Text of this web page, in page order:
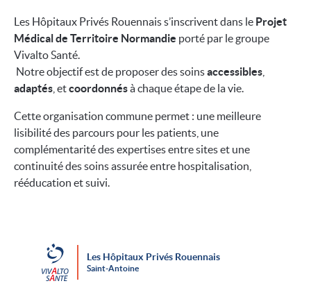
Les Hôpitaux Privés Rouennais s’inscrivent dans le Projet
Médical de Territoire Normandie porté par le groupe
Vivalto Santé.
Notre objectif est de proposer des soinsaccessibles
adaptés , etcoordonnésà chaque étape de la vie.
Cette organisation commune permet : une meilleure
lisibilité des parcours pour les patients, une
complémentarité des expertises entre sites et une
continuité des soins assurée entre hospitalisation,
rééducation et suivi.
Les Hôpitaux Privés Rouennais
Saint-Antoine